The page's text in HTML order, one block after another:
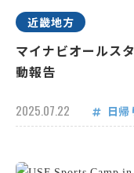
近畿地方
マイナビオールス
動報告
2025.07.22 日帰